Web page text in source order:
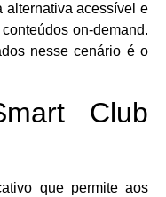
alternativa acessível e
on-demand.
nesse cenário é o
Club
que permite aos